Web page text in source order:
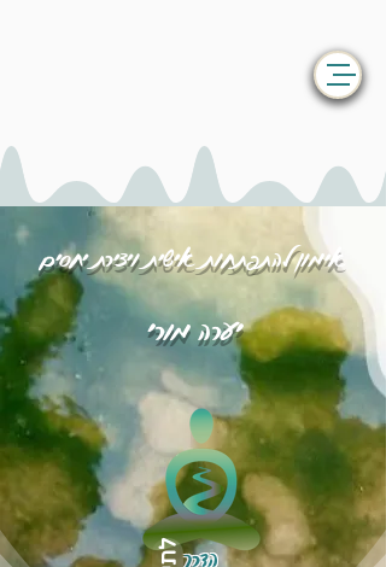
אימון להתפתחות אישית ויצירת יחסים
יערה מורי
הדרך